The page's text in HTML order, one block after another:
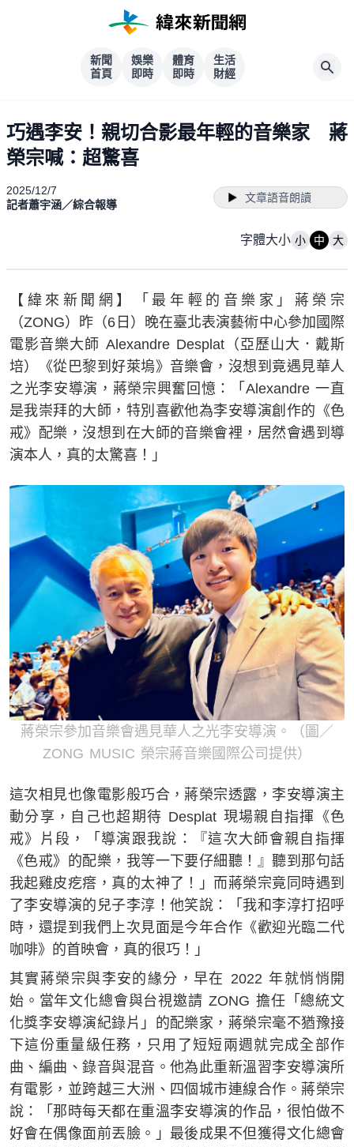
新聞
首頁
娛樂
即時
體育
即時
生活
財經
巧遇李安！親切合影最年輕的音樂家 蔣
榮宗喊：超驚喜
2025/12/7
記者蕭宇涵／綜合報導
文章語音朗讀
字體大小 小 中 大
【緯來新聞網】「最年輕的音樂家」蔣榮宗
（ZONG）昨（6日）晚在臺北表演藝術中心參加國際
電影音樂大師 Alexandre Desplat（亞歷山大．戴斯
培）《從巴黎到好萊塢》音樂會，沒想到竟遇見華人
之光李安導演，蔣榮宗興奮回憶：「Alexandre 一直
是我崇拜的大師，特別喜歡他為李安導演創作的《色
戒》配樂，沒想到在大師的音樂會裡，居然會遇到導
演本人，真的太驚喜！」
蔣榮宗參加音樂會遇見華人之光李安導演。（圖／
ZONG MUSIC 榮宗蔣音樂國際公司提供）
這次相見也像電影般巧合，蔣榮宗透露，李安導演主
動分享，自己也超期待 Desplat 現場親自指揮《色
戒》片段，「導演跟我說：『這次大師會親自指揮
《色戒》的配樂，我等一下要仔細聽！』聽到那句話
我起雞皮疙瘩，真的太神了！」而蔣榮宗竟同時遇到
了李安導演的兒子李淳！他笑說：「我和李淳打招呼
時，還提到我們上次見面是今年合作《歡迎光臨二代
咖啡》的首映會，真的很巧！」
其實蔣榮宗與李安的緣分，早在 2022 年就悄悄開
始。當年文化總會與台視邀請 ZONG 擔任「總統文
化獎李安導演紀錄片」的配樂家，蔣榮宗毫不猶豫接
下這份重量級任務，只用了短短兩週就完成全部作
曲、編曲、錄音與混音。他為此重新溫習李安導演所
有電影，並跨越三大洲、四個城市連線合作。蔣榮宗
說：「那時每天都在重溫李安導演的作品，很怕做不
好會在偶像面前丟臉。」最後成果不但獲得文化總會